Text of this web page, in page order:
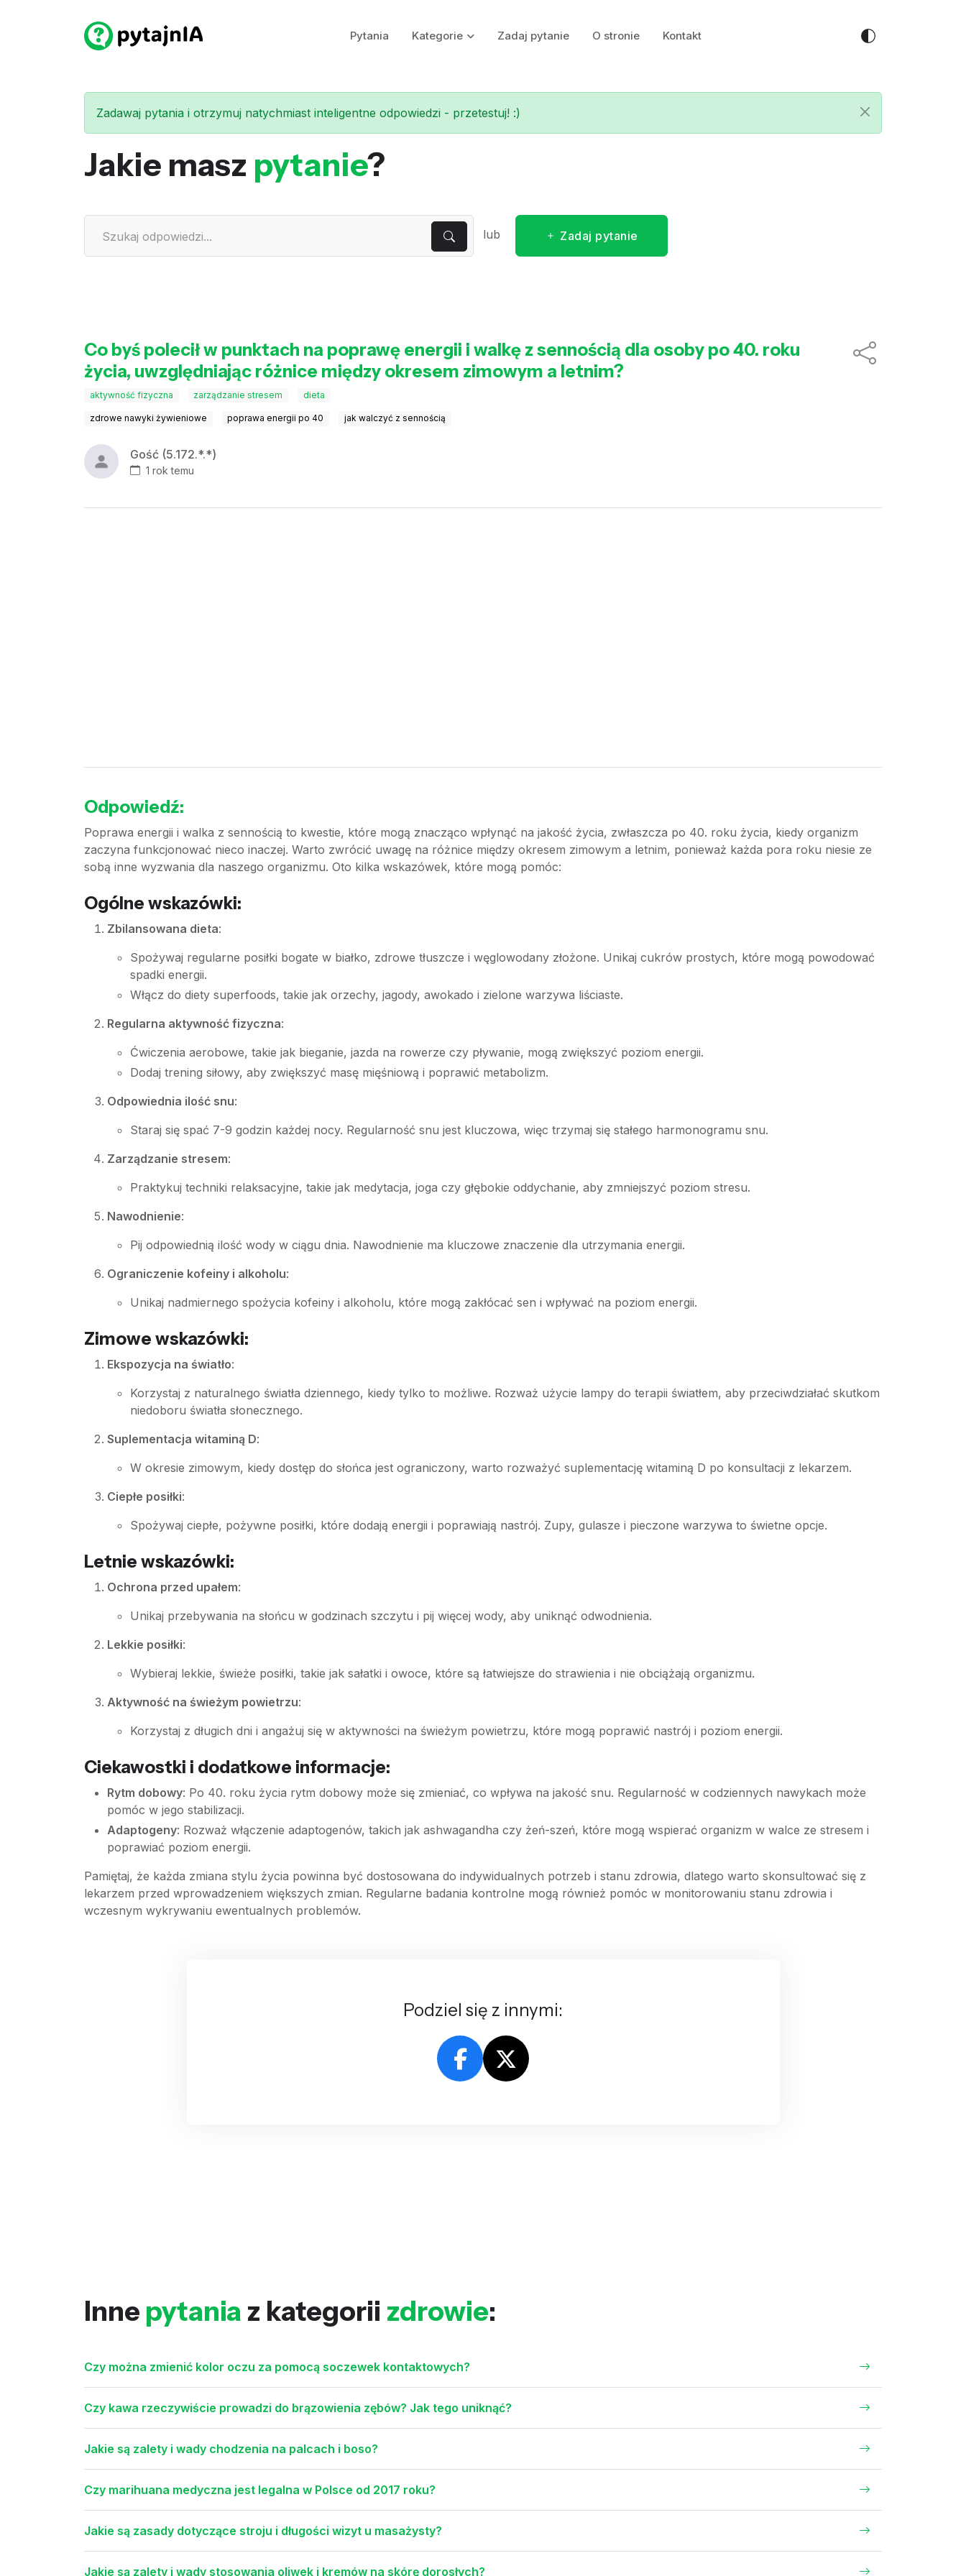
Pytania Kategorie Zadaj pytanie O stronie Kontakt
Zadawaj pytania i otrzymuj natychmiast inteligentne odpowiedzi - przetestuj! :)
Jakie masz pytanie?
lub Zadaj pytanie
Co byś polecił w punktach na poprawę energii i walkę z sennością dla osoby po 40. roku
życia, uwzględniając różnice między okresem zimowym a letnim?
aktywność fizyczna zarządzanie stresem dieta
zdrowe nawyki żywieniowe poprawa energii po 40 jak walczyć z sennością
Gość (5.172.*.*)
1 rok temu
Odpowiedź:
Poprawa energii i walka z sennością to kwestie, które mogą znacząco wpłynąć na jakość życia, zwłaszcza po 40. roku życia, kiedy organizm
zaczyna funkcjonować nieco inaczej. Warto zwrócić uwagę na różnice między okresem zimowym a letnim, ponieważ każda pora roku niesie ze
sobą inne wyzwania dla naszego organizmu. Oto kilka wskazówek, które mogą pomóc:
Ogólne wskazówki:
Zbilansowana dieta:
Spożywaj regularne posiłki bogate w białko, zdrowe tłuszcze i węglowodany złożone. Unikaj cukrów prostych, które mogą powodować
spadki energii.
Włącz do diety superfoods, takie jak orzechy, jagody, awokado i zielone warzywa liściaste.
Regularna aktywność fizyczna:
Ćwiczenia aerobowe, takie jak bieganie, jazda na rowerze czy pływanie, mogą zwiększyć poziom energii.
Dodaj trening siłowy, aby zwiększyć masę mięśniową i poprawić metabolizm.
Odpowiednia ilość snu:
Staraj się spać 7-9 godzin każdej nocy. Regularność snu jest kluczowa, więc trzymaj się stałego harmonogramu snu.
Zarządzanie stresem:
Praktykuj techniki relaksacyjne, takie jak medytacja, joga czy głębokie oddychanie, aby zmniejszyć poziom stresu.
Nawodnienie:
Pij odpowiednią ilość wody w ciągu dnia. Nawodnienie ma kluczowe znaczenie dla utrzymania energii.
Ograniczenie kofeiny i alkoholu:
Unikaj nadmiernego spożycia kofeiny i alkoholu, które mogą zakłócać sen i wpływać na poziom energii.
Zimowe wskazówki:
Ekspozycja na światło:
Korzystaj z naturalnego światła dziennego, kiedy tylko to możliwe. Rozważ użycie lampy do terapii światłem, aby przeciwdziałać skutkom
niedoboru światła słonecznego.
Suplementacja witaminą D:
W okresie zimowym, kiedy dostęp do słońca jest ograniczony, warto rozważyć suplementację witaminą D po konsultacji z lekarzem.
Ciepłe posiłki:
Spożywaj ciepłe, pożywne posiłki, które dodają energii i poprawiają nastrój. Zupy, gulasze i pieczone warzywa to świetne opcje.
Letnie wskazówki:
Ochrona przed upałem:
Unikaj przebywania na słońcu w godzinach szczytu i pij więcej wody, aby uniknąć odwodnienia.
Lekkie posiłki:
Wybieraj lekkie, świeże posiłki, takie jak sałatki i owoce, które są łatwiejsze do strawienia i nie obciążają organizmu.
Aktywność na świeżym powietrzu:
Korzystaj z długich dni i angażuj się w aktywności na świeżym powietrzu, które mogą poprawić nastrój i poziom energii.
Ciekawostki i dodatkowe informacje:
Rytm dobowy: Po 40. roku życia rytm dobowy może się zmieniać, co wpływa na jakość snu. Regularność w codziennych nawykach może
pomóc w jego stabilizacji.
Adaptogeny: Rozważ włączenie adaptogenów, takich jak ashwagandha czy żeń-szeń, które mogą wspierać organizm w walce ze stresem i
poprawiać poziom energii.
Pamiętaj, że każda zmiana stylu życia powinna być dostosowana do indywidualnych potrzeb i stanu zdrowia, dlatego warto skonsultować się z
lekarzem przed wprowadzeniem większych zmian. Regularne badania kontrolne mogą również pomóc w monitorowaniu stanu zdrowia i
wczesnym wykrywaniu ewentualnych problemów.
Podziel się z innymi:
Inne pytania z kategorii zdrowie:
Czy można zmienić kolor oczu za pomocą soczewek kontaktowych?
Czy kawa rzeczywiście prowadzi do brązowienia zębów? Jak tego uniknąć?
Jakie są zalety i wady chodzenia na palcach i boso?
Czy marihuana medyczna jest legalna w Polsce od 2017 roku?
Jakie są zasady dotyczące stroju i długości wizyt u masażysty?
Jakie są zalety i wady stosowania oliwek i kremów na skórę dorosłych?